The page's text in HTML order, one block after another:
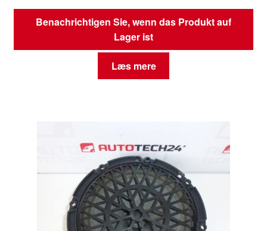
Benachrichtigen Sie, wenn das Produkt auf
Lager ist
Læs mere